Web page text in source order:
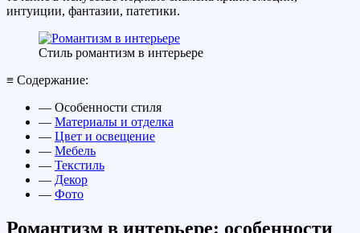
интуиции, фантазии, патетики.
Стиль романтизм в интерьере
≡ Содержание:
— Особенности стиля
— Материалы и отделка
— Цвет и освещение
— Мебель
— Текстиль
— Декор
— Фото
Романтизм в интерьере: особенности